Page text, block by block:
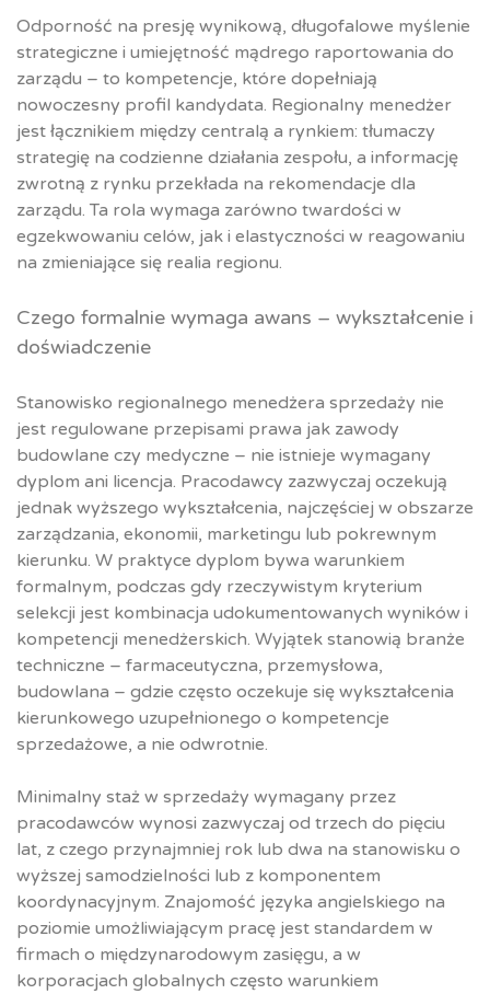
Odporność na presję wynikową, długofalowe myślenie
strategiczne i umiejętność mądrego raportowania do
zarządu – to kompetencje, które dopełniają
nowoczesny profil kandydata. Regionalny menedżer
jest łącznikiem między centralą a rynkiem: tłumaczy
strategię na codzienne działania zespołu, a informację
zwrotną z rynku przekłada na rekomendacje dla
zarządu. Ta rola wymaga zarówno twardości w
egzekwowaniu celów, jak i elastyczności w reagowaniu
na zmieniające się realia regionu.
Czego formalnie wymaga awans – wykształcenie i
doświadczenie
Stanowisko regionalnego menedżera sprzedaży nie
jest regulowane przepisami prawa jak zawody
budowlane czy medyczne – nie istnieje wymagany
dyplom ani licencja. Pracodawcy zazwyczaj oczekują
jednak wyższego wykształcenia, najczęściej w obszarze
zarządzania, ekonomii, marketingu lub pokrewnym
kierunku. W praktyce dyplom bywa warunkiem
formalnym, podczas gdy rzeczywistym kryterium
selekcji jest kombinacja udokumentowanych wyników i
kompetencji menedżerskich. Wyjątek stanowią branże
techniczne – farmaceutyczna, przemysłowa,
budowlana – gdzie często oczekuje się wykształcenia
kierunkowego uzupełnionego o kompetencje
sprzedażowe, a nie odwrotnie.
Minimalny staż w sprzedaży wymagany przez
pracodawców wynosi zazwyczaj od trzech do pięciu
lat, z czego przynajmniej rok lub dwa na stanowisku o
wyższej samodzielności lub z komponentem
koordynacyjnym. Znajomość języka angielskiego na
poziomie umożliwiającym pracę jest standardem w
firmach o międzynarodowym zasięgu, a w
korporacjach globalnych często warunkiem